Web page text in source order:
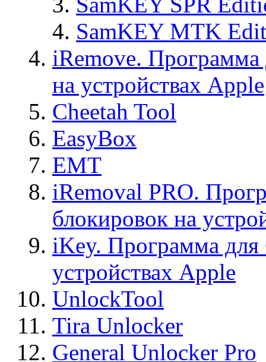
SamKEY MTK
iRemove. Программа
на устройствах Apple
Cheetah Tool
EasyBox
EMT
iRemoval PRO.
блокировок на
iKey. Программа для
устройствах Apple
UnlockTool
Tira Unlocker
General Unlocker Pro